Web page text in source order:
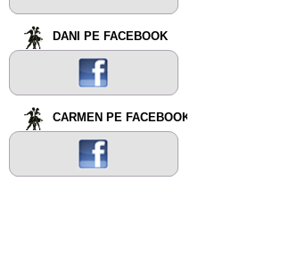
DANI PE FACEBOOK
CARMEN PE FACEBOOK